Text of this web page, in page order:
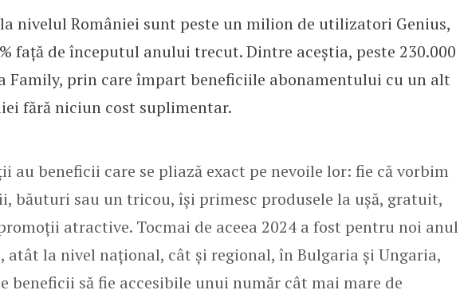
nivelul României sunt peste un milion de utilizatori Genius,
față de începutul anului trecut. Dintre aceștia, peste 230.000
Family, prin care împart beneficiile abonamentului cu un alt
fără niciun cost suplimentar.
au beneficii care se pliază exact pe nevoile lor: fie că vorbim
băuturi sau un tricou, își primesc produsele la ușă, gratuit,
atractive. Tocmai de aceea 2024 a fost pentru noi anul
atât la nivel național, cât și regional, în Bulgaria și Ungaria,
beneficii să fie accesibile unui număr cât mai mare de